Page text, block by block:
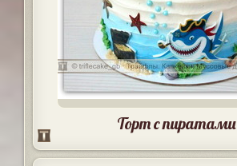
Торт с пиратами